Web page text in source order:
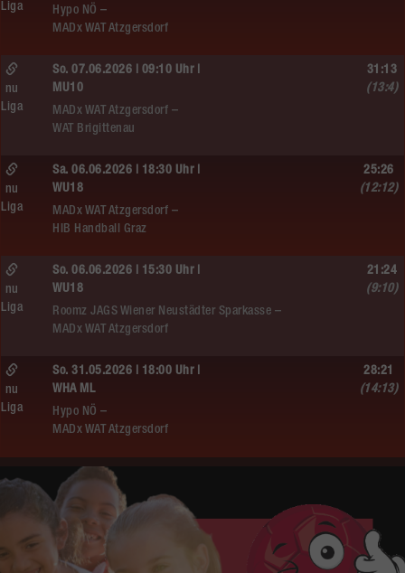
Hypo NÖ –
MADx WAT Atzgersdorf
Liga
So. 07.06.2026 | 09:10 Uhr |
MU10
MADx WAT Atzgersdorf –
WAT Brigittenau
nu
Liga
31:13
(13:4)
Sa. 06.06.2026 | 18:30 Uhr |
WU18
MADx WAT Atzgersdorf –
HIB Handball Graz
nu
Liga
25:26
(12:12)
So. 06.06.2026 | 15:30 Uhr |
WU18
Roomz JAGS Wiener Neustädter Sparkasse –
MADx WAT Atzgersdorf
nu
Liga
21:24
(9:10)
So. 31.05.2026 | 18:00 Uhr |
WHA ML
Hypo NÖ –
MADx WAT Atzgersdorf
nu
Liga
28:21
(14:13)